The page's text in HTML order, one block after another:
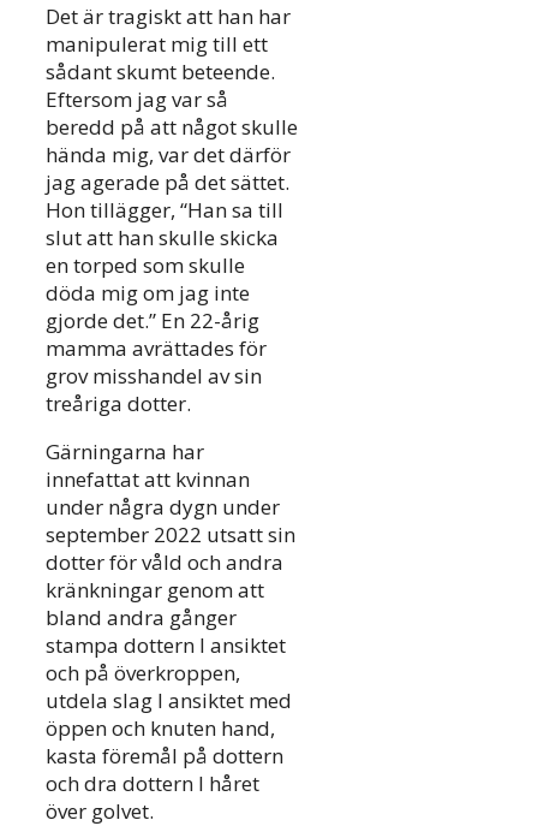
Det är tragiskt att han har
manipulerat mig till ett
sådant skumt beteende.
Eftersom jag var så
beredd på att något skulle
hända mig, var det därför
jag agerade på det sättet.
Hon tillägger, “Han sa till
slut att han skulle skicka
en torped som skulle
döda mig om jag inte
gjorde det.” En 22-årig
mamma avrättades för
grov misshandel av sin
treåriga dotter.
Gärningarna har
innefattat att kvinnan
under några dygn under
september 2022 utsatt sin
dotter för våld och andra
kränkningar genom att
bland andra gånger
stampa dottern I ansiktet
och på överkroppen,
utdela slag I ansiktet med
öppen och knuten hand,
kasta föremål på dottern
och dra dottern I håret
över golvet.